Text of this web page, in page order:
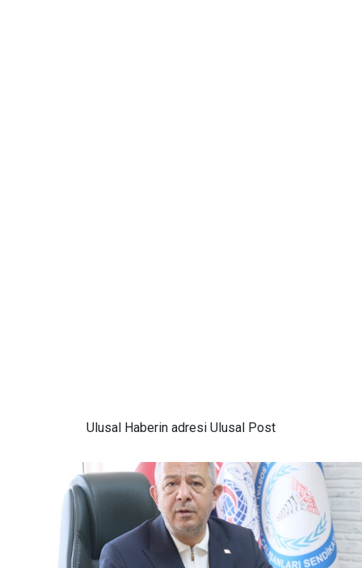
Ulusal Haberin adresi Ulusal Post